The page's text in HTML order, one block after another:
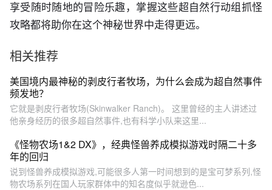
享受随时随地的冒险乐趣，掌握这些超自然行动组抓怪
攻略都将助你在这个神秘世界中走得更远。
相关推荐
美国境内最神秘的剥皮行者牧场，为什么会成为超自然事件
频发地？
它就是剥皮行者牧场(Skinwalker Ranch)。 这里曾经的主人讲述过
他亲身经历的很多超自然事件,也有科学小队来这里...
《怪物农场1&2 DX》，经典怪兽养成模拟游戏时隔二十多
年的回归
说到怪兽养成模拟游戏,可能很多人第一时间想到的是宝可梦系列,怪
物农场系列在国人玩家群体中的知名度似乎就逊色...